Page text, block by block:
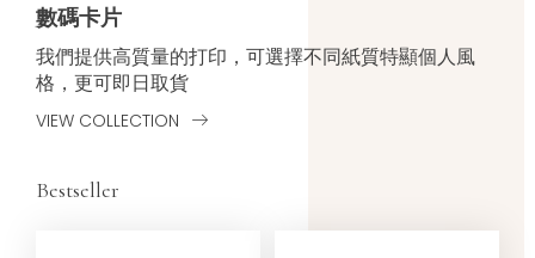
數碼卡片
我們提供高質量的打印，可選擇不同紙質特顯個人風
格，更可即日取貨
VIEW COLLECTION
Bestseller